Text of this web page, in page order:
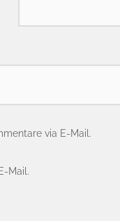
via E-Mail.
Mail.